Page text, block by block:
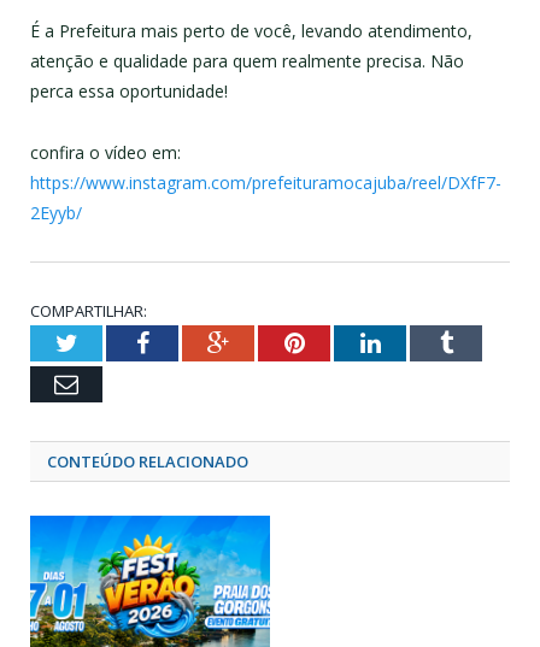
É a Prefeitura mais perto de você, levando atendimento,
atenção e qualidade para quem realmente precisa. Não
perca essa oportunidade!
confira o vídeo em:
https://www.instagram.com/prefeituramocajuba/reel/DXfF7-
2Eyyb/
COMPARTILHAR:
TwitterFacebookGoogle+PinterestLinkedInTumblr
Email
CONTEÚDO RELACIONADO